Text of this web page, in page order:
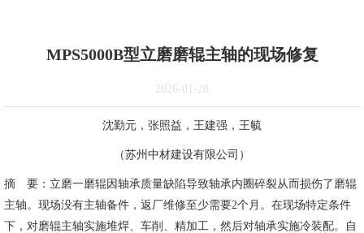
MPS5000B型立磨磨辊主轴的现场修复
2026-01-20
沈勤元，张照益，王建强，王毓
（苏州中材建设有限公司）
摘 要：立磨一磨辊因轴承质量缺陷导致轴承内圈碎裂从而损伤了磨辊
主轴。现场没有主轴备件，返厂维修至少需要2个月。在现场特定条件
下，对磨辊主轴实施堆焊、车削、精加工，然后对轴承实施冷装配。自